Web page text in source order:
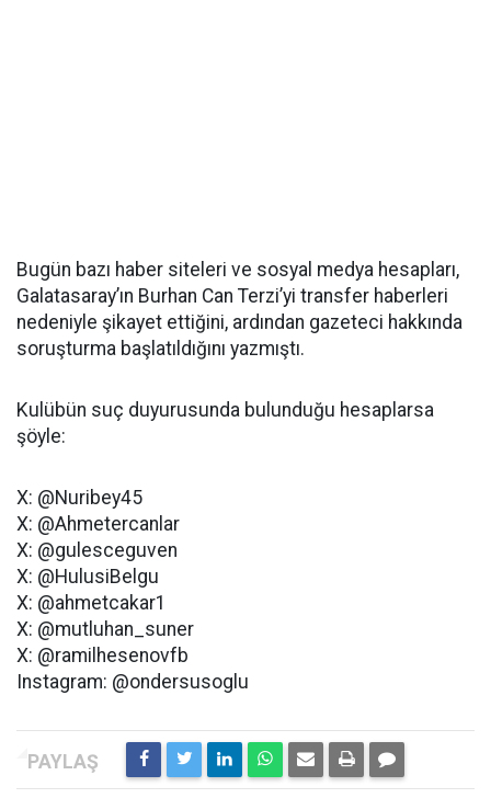
Bugün bazı haber siteleri ve sosyal medya hesapları,
Galatasaray’ın Burhan Can Terzi’yi transfer haberleri
nedeniyle şikayet ettiğini, ardından gazeteci hakkında
soruşturma başlatıldığını yazmıştı.
Kulübün suç duyurusunda bulunduğu hesaplarsa
şöyle:
X: @Nuribey45
X: @Ahmetercanlar
X: @gulesceguven
X: @HulusiBelgu
X: @ahmetcakar1
X: @mutluhan_suner
X: @ramilhesenovfb
Instagram: @ondersusoglu